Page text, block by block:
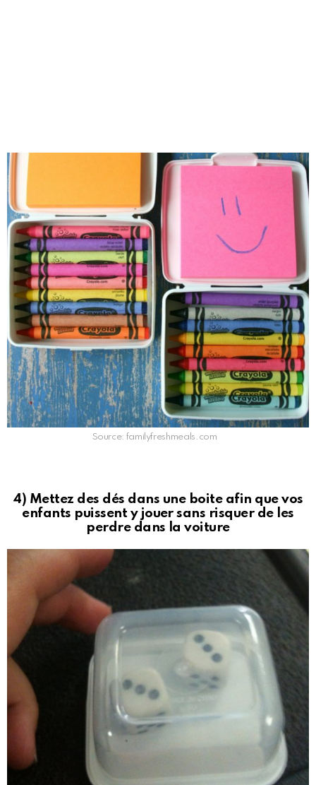
Source: familyfreshmeals.com
4) Mettez des dés dans une boite afin que vos
enfants puissent y jouer sans risquer de les
perdre dans la voiture